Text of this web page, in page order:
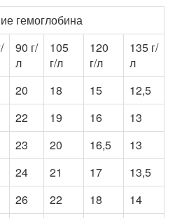
гемоглобина
90 г/
л
105
г/л
120
г/л
135 г/
л
20 18 15
12,5
22 19 16
13
23 20 16,5
13
24 21 17
13,5
26 22 18
14